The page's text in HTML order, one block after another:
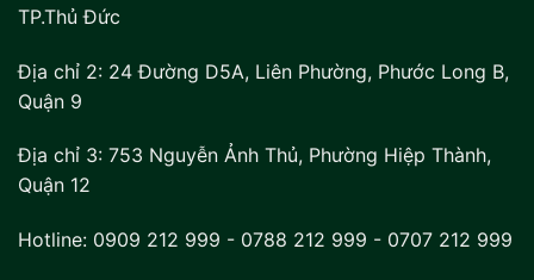
TP.Thủ Đức
Địa chỉ 2: 24 Đường D5A, Liên Phường, Phước Long B,
Quận 9
Địa chỉ 3: 753 Nguyễn Ảnh Thủ, Phường Hiệp Thành,
Quận 12
Hotline: 0909 212 999 - 0788 212 999 - 0707 212 999